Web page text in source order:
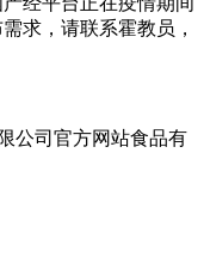
公司官方网站食品有